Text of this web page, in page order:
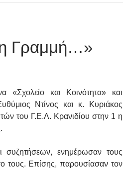
Γραμμή…»
«Σχολείο και Κοινότητα» και
Ντίνος και κ. Κυριάκος
του Γ.Ε.Λ. Κρανιδίου στην 1 η
ενημέρωσαν τους
τους. Επίσης, παρουσίασαν τον